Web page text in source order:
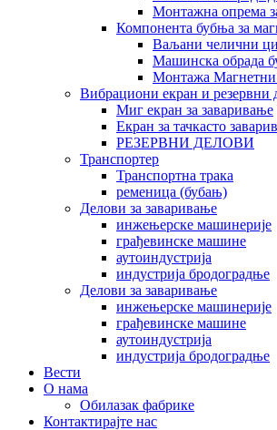
Монтажна опрема
Компонента бубња за
Ваљани челични
Машинска обрада
Монтажа
Вибрациони екран и резервни
Миг екран за заваривање
Екран за тачкасто
РЕЗЕРВНИ ДЕЛОВИ
Транспортер
Транспортна трака
ременица (бубањ)
Делови за заваривање
инжењерске машинерије
грађевинске машине
аутоиндустрија
индустрија бродоградње
Делови за заваривање
инжењерске машинерије
грађевинске машине
аутоиндустрија
индустрија бродоградње
Вести
О нама
Обилазак фабрике
Контактирајте нас